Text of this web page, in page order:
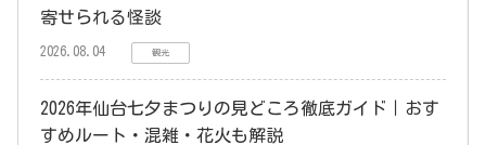
寄せられる怪談
2026.08.04 観光
2026年仙台七夕まつりの見どころ徹底ガイド｜おす
すめルート・混雑・花火も解説